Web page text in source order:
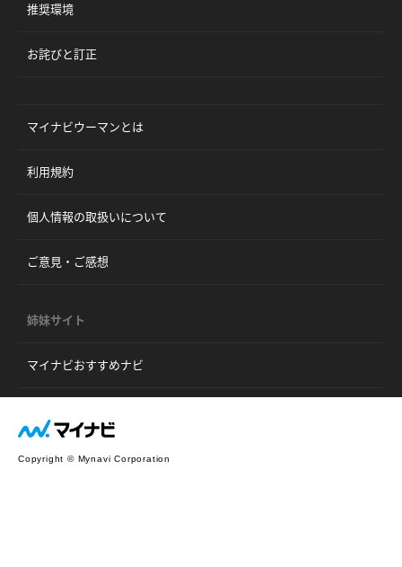
推奨環境
お詫びと訂正
マイナビウーマンとは
利用規約
個人情報の取扱いについて
ご意見・ご感想
姉妹サイト
マイナビおすすめナビ
Copyright © Mynavi Corporation